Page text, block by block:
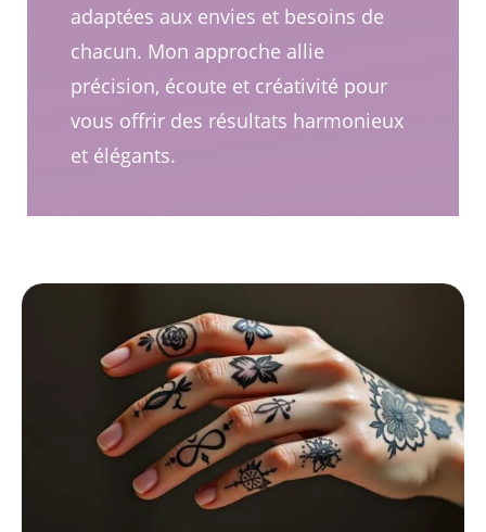
adaptées aux envies et besoins de
chacun. Mon approche allie
précision, écoute et créativité pour
vous offrir des résultats harmonieux
et élégants.